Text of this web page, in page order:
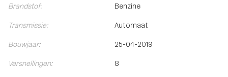
Brandstof: Benzine
Transmissie: Automaat
Bouwjaar: 25-04-2019
Versnellingen: 8